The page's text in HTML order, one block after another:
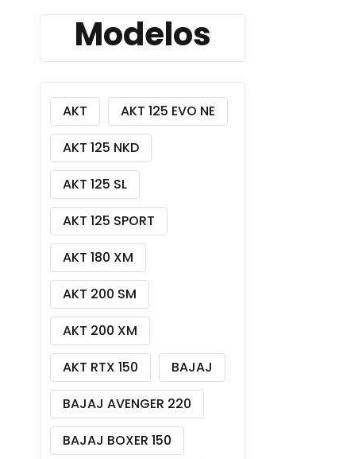
Modelos
AKT
AKT 125 EVO NE
AKT 125 NKD
AKT 125 SL
AKT 125 SPORT
AKT 180 XM
AKT 200 SM
AKT 200 XM
AKT RTX 150
BAJAJ
BAJAJ AVENGER 220
BAJAJ BOXER 150